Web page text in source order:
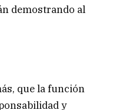
demostrando al
que la función
y